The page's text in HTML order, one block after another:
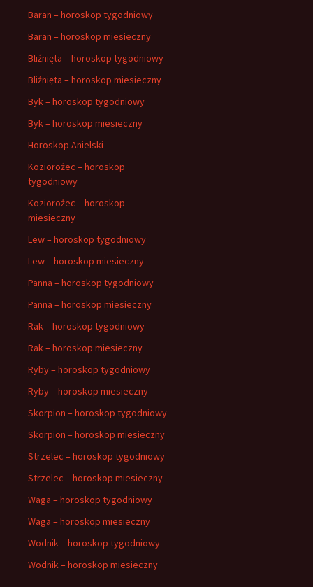
Baran – horoskop tygodniowy
Baran – horoskop miesieczny
Bliźnięta – horoskop tygodniowy
Bliźnięta – horoskop miesieczny
Byk – horoskop tygodniowy
Byk – horoskop miesieczny
Horoskop Anielski
Koziorożec – horoskop
tygodniowy
Koziorożec – horoskop
miesieczny
Lew – horoskop tygodniowy
Lew – horoskop miesieczny
Panna – horoskop tygodniowy
Panna – horoskop miesieczny
Rak – horoskop tygodniowy
Rak – horoskop miesieczny
Ryby – horoskop tygodniowy
Ryby – horoskop miesieczny
Skorpion – horoskop tygodniowy
Skorpion – horoskop miesieczny
Strzelec – horoskop tygodniowy
Strzelec – horoskop miesieczny
Waga – horoskop tygodniowy
Waga – horoskop miesieczny
Wodnik – horoskop tygodniowy
Wodnik – horoskop miesieczny